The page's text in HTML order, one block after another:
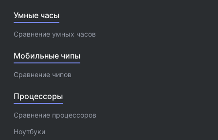
Умные часы
Сравнение умных часов
Мобильные чипы
Сравнение чипов
Процессоры
Сравнение процессоров
Ноутбуки